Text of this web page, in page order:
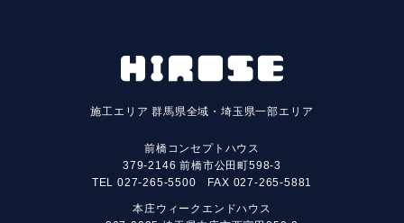
施工エリア群馬県全域・埼玉県一部エリア
前橋コンセプトハウス
379-2146 前橋市公田町598-3
TEL 027-265-5500 FAX 027-265-5881
本庄ウィークエンドハウス